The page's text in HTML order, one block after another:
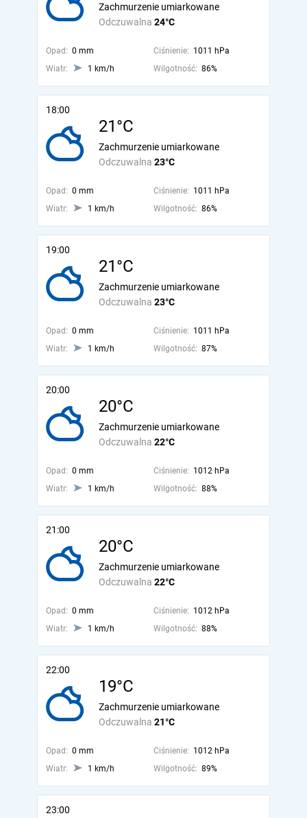
Odczuwalna 24°C
Zachmurzenie umiarkowane
Opad: 0 mm Ciśnienie: 1011 hPa
Wiatr:
1 km/h Wilgotność: 86%
18:00
21°C
Odczuwalna 23°C
Zachmurzenie umiarkowane
Opad: 0 mm Ciśnienie: 1011 hPa
Wiatr:
1 km/h Wilgotność: 86%
19:00
21°C
Odczuwalna 23°C
Zachmurzenie umiarkowane
Opad: 0 mm Ciśnienie: 1011 hPa
Wiatr:
1 km/h Wilgotność: 87%
20:00
20°C
Odczuwalna 22°C
Zachmurzenie umiarkowane
Opad: 0 mm Ciśnienie: 1012 hPa
Wiatr:
1 km/h Wilgotność: 88%
21:00
20°C
Odczuwalna 22°C
Zachmurzenie umiarkowane
Opad: 0 mm Ciśnienie: 1012 hPa
Wiatr:
1 km/h Wilgotność: 88%
22:00
19°C
Odczuwalna 21°C
Zachmurzenie umiarkowane
Opad: 0 mm Ciśnienie: 1012 hPa
Wiatr:
1 km/h Wilgotność: 89%
23:00